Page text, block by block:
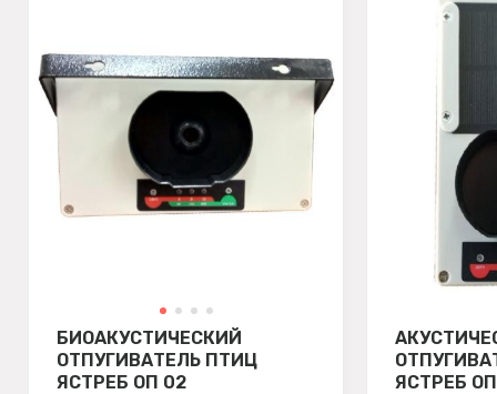
БИОАКУСТИЧЕСКИЙ
ОТПУГИВАТЕЛЬ ПТИЦ
ЯСТРЕБ ОП 02
ЯСТРЕБ ОП